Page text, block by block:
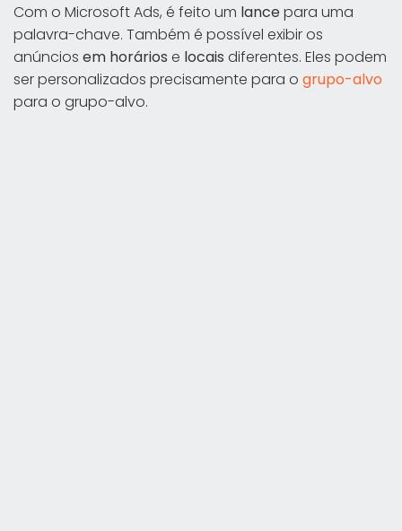
Com o Microsoft Ads, é feito um lancepara uma
palavra-chave. Também é possível exibir os
anúncios em horários e locais diferentes. Eles podem
ser personalizados precisamente para o grupo-alvo
para o grupo-alvo.